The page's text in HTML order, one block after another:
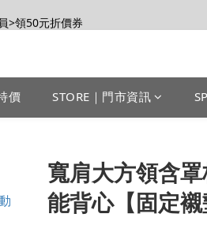
，拿100購物金
>領50元折價券
，拿100購物金
價 STORE｜門市資訊
寬肩大方領含
能背心【固定